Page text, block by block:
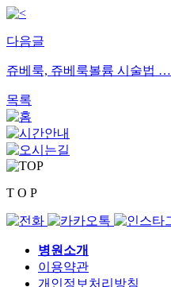
다음글
쥬베룩, 쥬베룩볼륨 시술법 …
목록
T O P
병원소개
이용약관
개인정보처리방침